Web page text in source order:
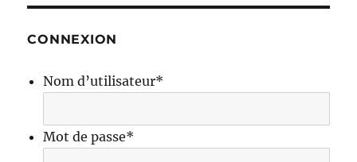
CONNEXION
Nom d’utilisateur*
Mot de passe*